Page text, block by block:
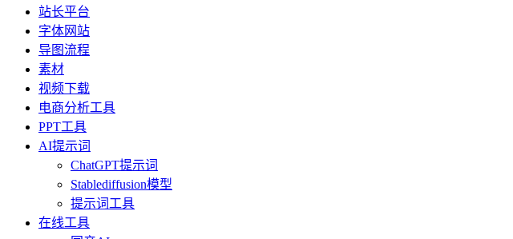
站长平台
字体网站
导图流程
素材
视频下载
电商分析工具
PPT工具
AI提示词
ChatGPT提示词
Stablediffusion模型
提示词工具
在线工具